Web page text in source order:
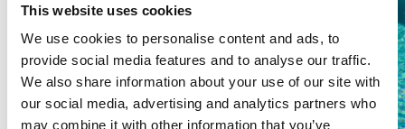
This website uses cookies
We use cookies to personalise content and ads, to
provide social media features and to analyse our traffic.
We also share information about your use of our site with
our social media, advertising and analytics partners who
may combine it with other information that you’ve